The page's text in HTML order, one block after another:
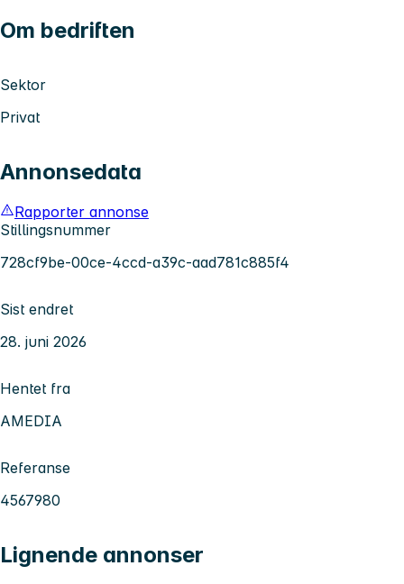
Om bedriften
Sektor
Privat
Annonsedata
Rapporter annonse
Stillingsnummer
728cf9be-00ce-4ccd-a39c-aad781c885f4
Sist endret
28. juni 2026
Hentet fra
AMEDIA
Referanse
4567980
Lignende annonser